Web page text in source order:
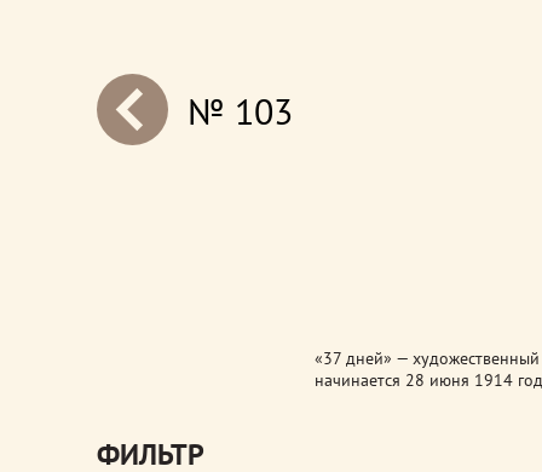
next№ 103
«37 дней» —
начинается 28 июня 1914
ФИЛЬТР